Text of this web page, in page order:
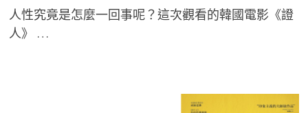
人性究竟是怎麼一回事呢？這次觀看的韓國電影《證
人》 …